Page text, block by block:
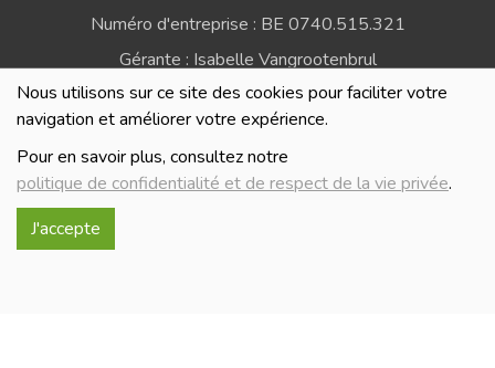
Nous utilisons sur ce site des cookies pour faciliter votre
navigation et améliorer votre expérience.
Pour en savoir plus, consultez notre
politique de confidentialité et de respect de la vie privée.
J'accepte
Numéro d'entreprise : BE 0740.515.321
Gérante : Isabelle Vangrootenbrul
Politique de confidentialité et de respect de la vie
privée